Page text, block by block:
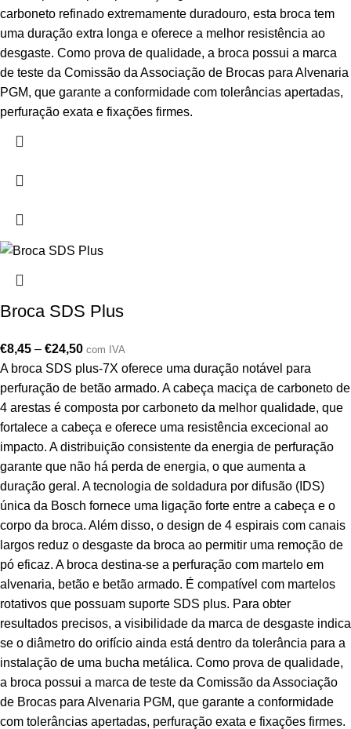
carboneto refinado extremamente duradouro, esta broca tem
uma duração extra longa e oferece a melhor resistência ao
desgaste. Como prova de qualidade, a broca possui a marca
de teste da Comissão da Associação de Brocas para Alvenaria
PGM, que garante a conformidade com tolerâncias apertadas,
perfuração exata e fixações firmes.
Broca SDS Plus
€8,45 – €24,50 com IVA
A broca SDS plus-7X oferece uma duração notável para
perfuração de betão armado. A cabeça maciça de carboneto de
4 arestas é composta por carboneto da melhor qualidade, que
fortalece a cabeça e oferece uma resistência excecional ao
impacto. A distribuição consistente da energia de perfuração
garante que não há perda de energia, o que aumenta a
duração geral. A tecnologia de soldadura por difusão (IDS)
única da Bosch fornece uma ligação forte entre a cabeça e o
corpo da broca. Além disso, o design de 4 espirais com canais
largos reduz o desgaste da broca ao permitir uma remoção de
pó eficaz. A broca destina-se a perfuração com martelo em
alvenaria, betão e betão armado. É compatível com martelos
rotativos que possuam suporte SDS plus. Para obter
resultados precisos, a visibilidade da marca de desgaste indica
se o diâmetro do orifício ainda está dentro da tolerância para a
instalação de uma bucha metálica. Como prova de qualidade,
a broca possui a marca de teste da Comissão da Associação
de Brocas para Alvenaria PGM, que garante a conformidade
com tolerâncias apertadas, perfuração exata e fixações firmes.